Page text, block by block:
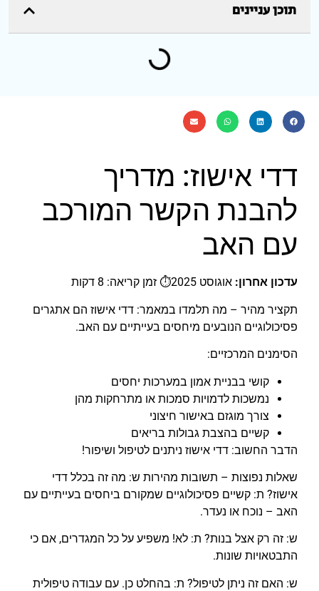
תוכן עניינים
דדי אישוז: מדריך
להבנת הקשר המורכב
עם האב
עדכון אחרון: אוגוסט 2025⏱️ זמן קריאה: 8 דקות
תקציר מהיר – מה תלמדו במאמר: דדי אישוז הם אתגרים
פסיכולוגיים הנובעים מיחסים בעייתיים עם האב.
הסימנים המרכזיים:
קושי בבניית אמון במערכות יחסים
נמשכות לדמויות סמכות או מתרחקות מהן
צורך מוגזם באישור חיצוני
קשיים בהצבת גבולות בריאים
הדבר החשוב: דדי אישוז ניתנים לטיפול ושיפור!
שאלות נפוצות – תשובות מהירות ש: מה זה בכלל דדי
אישוז? ת: קשיים פסיכולוגיים שמקורם ביחסים בעייתיים עם
האב – נוכח או נעדר.
ש: זה רק אצל בנות? ת: לא! משפיע על כל המגדרים, אם כי
התבטאויות שונות.
ש: האם זה ניתן לטיפול? ת: בהחלט כן. עם עבודה טיפולית